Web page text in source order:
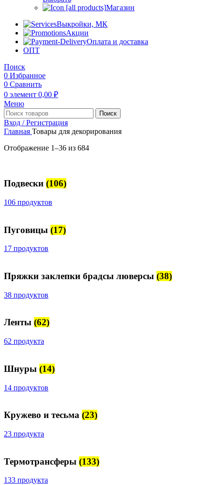
Магазин
Выкройки, МК
Акции
Оплата и доставка
ОПТ
Поиск
0 Избранное
0 Сравнить
0 элемент 0,00 ₽
Меню
Поиск
Вход / Регистрация
Главная Товары для декорирования
Отображение 1–36 из 684
Подвески (106)
106 продуктов
Пуговицы (17)
17 продуктов
Пряжки заклепки брадсы люверсы (38)
38 продуктов
Ленты (62)
62 продукта
Шнуры (14)
14 продуктов
Кружево и тесьма (23)
23 продукта
Термотрансферы (133)
133 продукта